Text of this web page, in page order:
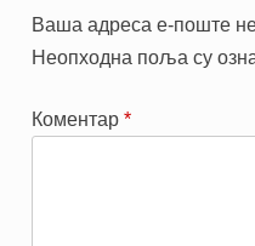
Ваша адреса е-поште
Неопходна поља су
Коментар*